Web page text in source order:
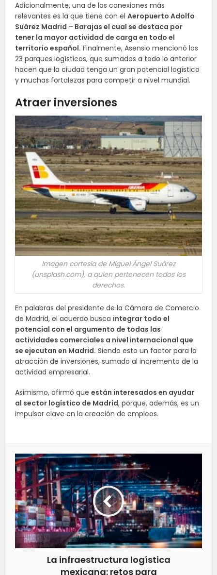
Adicionalmente, una de las conexiones más
relevantes es la que tiene con elAeropuerto Adolfo
Suárez Madrid – Barajas el cual se destaca por
tener la mayor actividad de carga en todo el
territorio español. Finalmente, Asensio mencionó los
23 parques logísticos, que sumados a todo lo anterior
hacen que la ciudad tenga un gran potencial logístico
y muchas fortalezas para competir a nivel mundial.
Atraer inversiones
Imagen cortesía de Miguel Ángel Suárez
(unsplash.com), a quien pertenecen todos los
derechos.
En palabras del presidente de la Cámara de Comercio
de Madrid, el acuerdo busca integrar todo el
potencial con el argumento de todas las
actividades comerciales a nivel internacional que
se ejecutan en Madrid. Siendo esto un factor para la
atracción de inversiones, sumado al incremento de la
actividad empresarial.
Asimismo, afirmó queestán interesados en ayudar
al sector logístico de Madrid, porque, además, es un
impulsor clave en la creación de empleos.
La infraestructura logística
mexicana: retos para